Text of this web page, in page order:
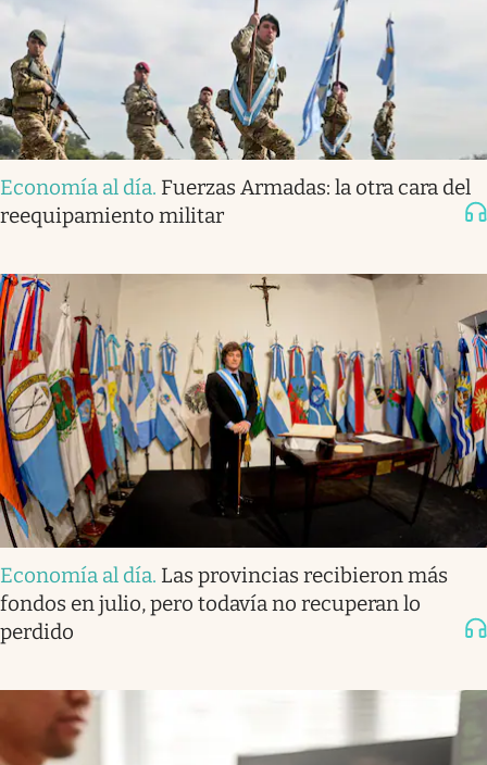
Economía al día. Fuerzas Armadas: la otra cara del
reequipamiento militar
Economía al día. Las provincias recibieron más
fondos en julio, pero todavía no recuperan lo
perdido